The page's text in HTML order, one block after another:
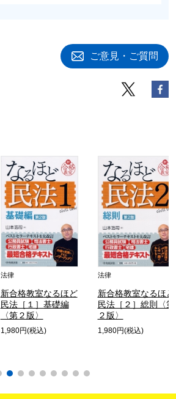
ご意見・ご質問
法律
新合格教室なるほど
民法［１］基礎編
〈第２版〉
1,980円(税込)
法律
新合格教室なるほど
民法［２］総則〈第
２版〉
1,980円(税込)